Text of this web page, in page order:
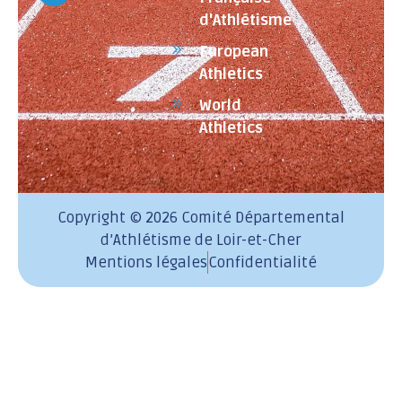
d'Athlétisme
European
Athletics
World
Athletics
Copyright © 2026 Comité Départemental
d’Athlétisme de Loir-et-Cher
Mentions légalesConfidentialité